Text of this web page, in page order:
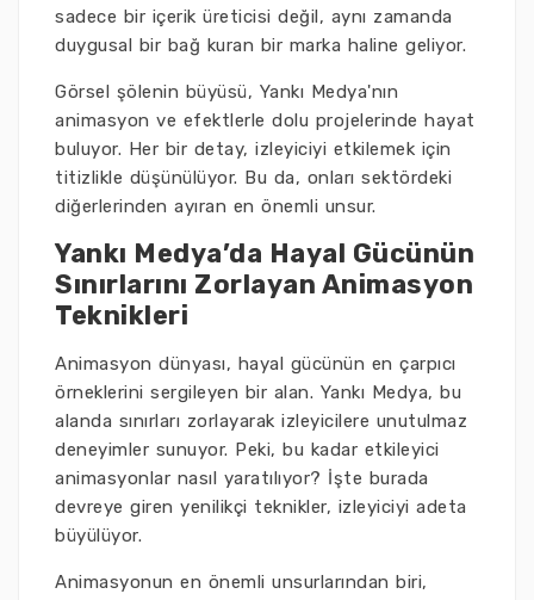
sadece bir içerik üreticisi değil, aynı zamanda
duygusal bir bağ kuran bir marka haline geliyor.
Görsel şölenin büyüsü, Yankı Medya'nın
animasyon ve efektlerle dolu projelerinde hayat
buluyor. Her bir detay, izleyiciyi etkilemek için
titizlikle düşünülüyor. Bu da, onları sektördeki
diğerlerinden ayıran en önemli unsur.
Yankı Medya’da Hayal Gücünün
Sınırlarını Zorlayan Animasyon
Teknikleri
Animasyon dünyası, hayal gücünün en çarpıcı
örneklerini sergileyen bir alan. Yankı Medya, bu
alanda sınırları zorlayarak izleyicilere unutulmaz
deneyimler sunuyor. Peki, bu kadar etkileyici
animasyonlar nasıl yaratılıyor? İşte burada
devreye giren yenilikçi teknikler, izleyiciyi adeta
büyülüyor.
Animasyonun en önemli unsurlarından biri,